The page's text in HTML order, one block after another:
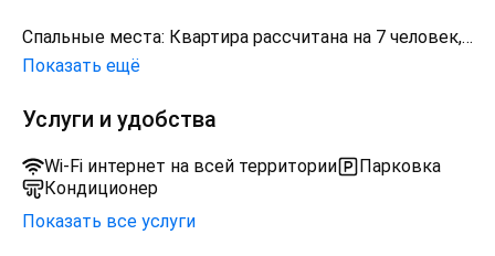
Спальные места: Квартира рассчитана на 7 человек,
оборудована двумя комфортными двуспальными
раскладывающимся диваном (160x200), и 1,5
спальным местом обеспечивающим качественный
и здоровый сон.
идет следующий комплект: 2 подушки, 2 наволочки,
Показать ещё
Услуги и удобства
Wi-Fi интернет на всей территории
Парковка
Кондиционер
Показать все услуги